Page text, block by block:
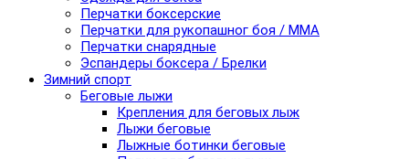
Перчатки боксерские
Перчатки для рукопашног боя / ММА
Перчатки снарядные
Эспандеры боксера / Брелки
Зимний спорт
Беговые лыжи
Крепления для беговых лыж
Лыжи беговые
Лыжные ботинки беговые